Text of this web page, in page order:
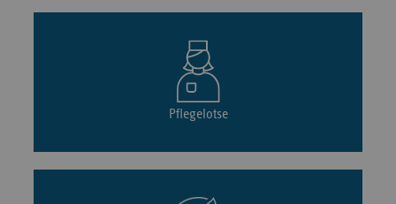
Pflegelotse